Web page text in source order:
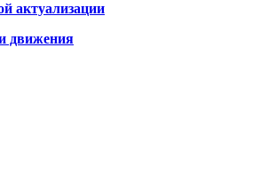
актуализации
движения